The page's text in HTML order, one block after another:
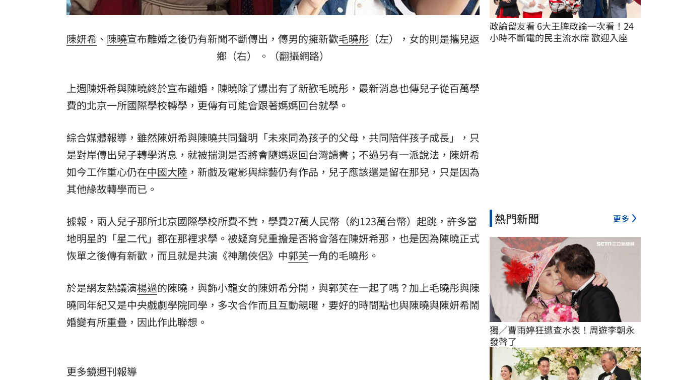
台彩父親節推新刮刮樂千萬頭獎超「爸」氣 12:00
商場戰國來臨 台中「頂奢大道」逐漸成形 12:00
「拍片人的多重宇宙」職涯論壇9/12登場！ 10:30
理想混蛋號召粉絲跨海追星吃美食！ 18:15
陳妍希 、 陳曉宣布離婚之後仍有新聞不斷傳出，傳男的擁新歡毛曉彤 （左），女的則是攜兒返
鄉（右） 。（翻攝網路）
上週陳妍希與陳曉終於宣布離婚，陳曉除了爆出有了新歡毛曉彤，最新消息也傳兒子從百萬學
費的北京一所國際學校轉學，更傳有可能會跟著媽媽回台就學。
綜合媒體報導，雖然陳妍希與陳曉共同聲明「未來同為孩子的父母，共同陪伴孩子成長」，只
是對岸傳出兒子轉學消息，就被揣測是否將會隨媽返回台灣讀書；不過另有一派說法，陳妍希
如今工作重心仍在中國大陸 ，新戲及電影與綜藝仍有作品，兒子應該還是留在那兒，只是因為
其他緣故轉學而已。
據報，兩人兒子那所北京國際學校所費不貲，學費27萬人民幣（約123萬台幣）起跳，許多當
地明星的「星二代」都在那裡求學。被疑育兒重擔是否將會落在陳妍希那，也是因為陳曉正式
恢單之後傳有新歡，而且就是共演《神鵰俠侶》中郭芙一角的毛曉彤。
於是網友熱議演楊過的陳曉，與飾小龍女的陳妍希分開，與郭芙在一起了嗎？加上毛曉彤與陳
曉同年紀又是中央戲劇學院同學，多次合作而且互動親暱，要好的時間點也與陳曉與陳妍希鬧
婚變有所重疊，因此作此聯想。
更多鏡週刊報導
政論留友看 6大王牌政論一次看！24
小時不斷電的民主流水席 歡迎入座
熱門新聞 更多
獨／曹雨婷狂遭查水表！周遊李朝永
發聲了